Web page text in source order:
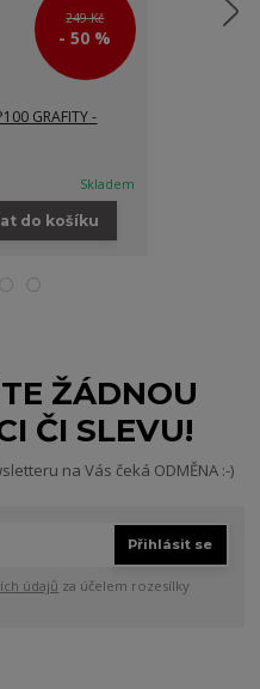
249 Kč
- 50 %
GRAFITY -
Skladem
do košíku
ŽÁDNOU
ČI SLEVU!
na Vás čeká ODMĚNA :-)
Přihlásit se
údajů za účelem rozesílky